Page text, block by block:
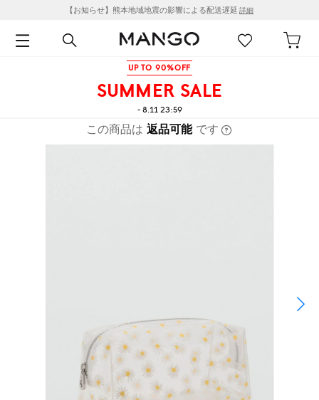
【お知らせ】熊本地域地震の影響による配送遅延 詳細
UP TO 90%OFF
SUMMER SALE
- 8.11 23:59
この商品は 返品可能 です